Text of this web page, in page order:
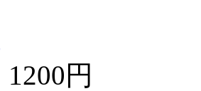
1200円